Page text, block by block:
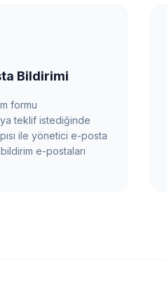
Bildirimi
formu
teklif istediğinde
ile yönetici e-posta
e-postaları